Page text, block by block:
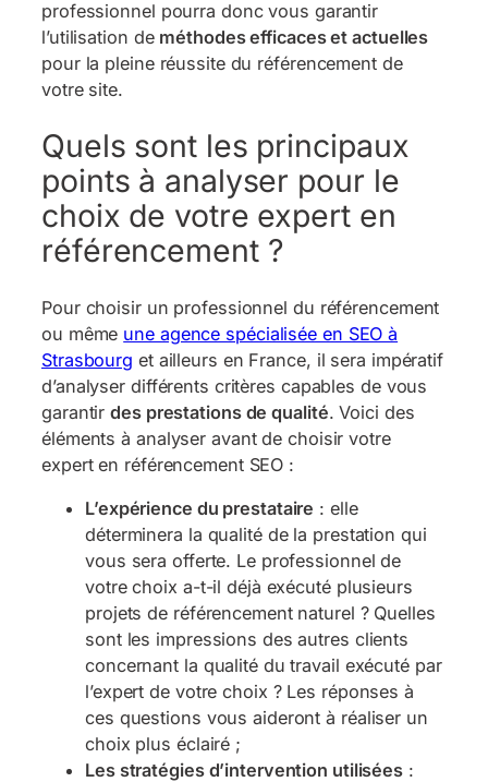
professionnel pourra donc vous garantir
l’utilisation de méthodes efficaces et actuelles
pour la pleine réussite du référencement de
votre site.
Quels sont les principaux
points à analyser pour le
choix de votre expert en
référencement ?
Pour choisir un professionnel du référencement
ou même une agence spécialisée en SEO à
Strasbourg et ailleurs en France, il sera impératif
d’analyser différents critères capables de vous
garantirdes prestations de qualité. Voici des
éléments à analyser avant de choisir votre
expert en référencement SEO :
L’expérience du prestataire : elle
déterminera la qualité de la prestation qui
vous sera offerte. Le professionnel de
votre choix a-t-il déjà exécuté plusieurs
projets de référencement naturel ? Quelles
sont les impressions des autres clients
concernant la qualité du travail exécuté par
l’expert de votre choix ? Les réponses à
ces questions vous aideront à réaliser un
choix plus éclairé ;
Les stratégies d’intervention utilisées :